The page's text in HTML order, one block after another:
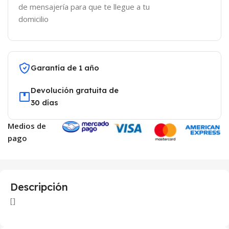
de mensajería para que te llegue a tu
domicilio
Garantía de 1 año
Devolución gratuita de
30 días
Medios de
pago
Descripción
[]